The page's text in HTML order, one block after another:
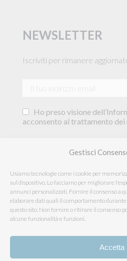
Gestisci
Usiamo tecnologie come i cookie per
sul dispositivo. Lo facciamo per migliorare
annunci personalizzati. Fornire il consenso a
elaborare dati quali il comportamento
questo sito. Non fornire o ritirare il consenso
alcune funzionalità e funzioni.
Accetta
NEWSLETTER
Iscriviti per rimanere
Ho preso visione
acconsento al trattamento
Acconsento al trattamento
sconti esclusivi.